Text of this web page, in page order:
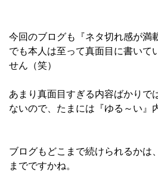
今回のブログも『ネタ切れ感が満
でも本人は至って真面目に書いて
せん（笑）
あまり真面目すぎる内容ばかりで
ないので、たまには『ゆる～い』
ブログもどこまで続けられるかは
までですかね。